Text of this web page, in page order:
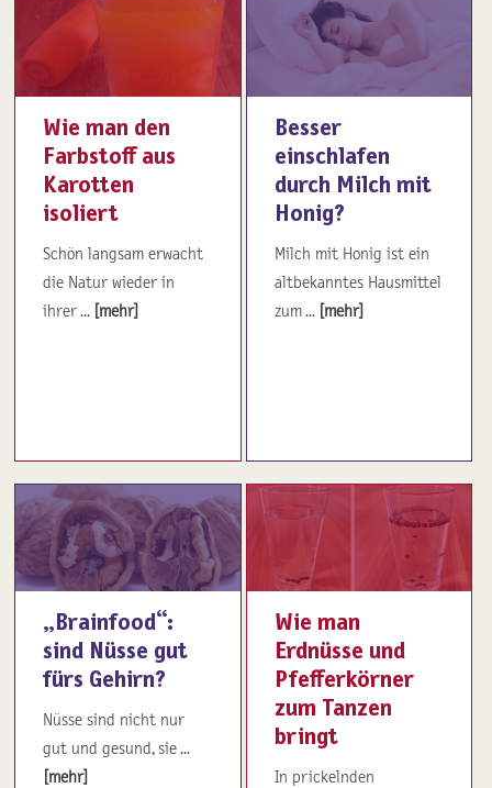
Wie man den
Farbstoff aus
Karotten
isoliert
Schön langsam erwacht
die Natur wieder in
ihrer ... [mehr]
Besser
einschlafen
durch Milch mit
Honig?
Milch mit Honig ist ein
altbekanntes Hausmittel
zum ... [mehr]
„Brainfood“:
sind Nüsse gut
fürs Gehirn?
Nüsse sind nicht nur
gut und gesund, sie ...
[mehr]
Wie man
Erdnüsse und
Pfefferkörner
zum Tanzen
bringt
In prickelnden